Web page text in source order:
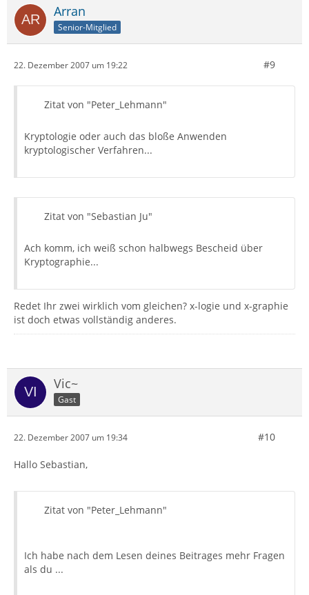
Arran
Senior-Mitglied
22. Dezember 2007 um 19:22 #9
Zitat von "Peter_Lehmann"
Kryptologie oder auch das bloße Anwenden
kryptologischer Verfahren...
Zitat von "Sebastian Ju"
Ach komm, ich weiß schon halbwegs Bescheid über
Kryptographie...
Redet Ihr zwei wirklich vom gleichen? x-logie und x-graphie
ist doch etwas vollständig anderes.
Vic~
Gast
22. Dezember 2007 um 19:34 #10
Hallo Sebastian,
Zitat von "Peter_Lehmann"
Ich habe nach dem Lesen deines Beitrages mehr Fragen
als du ...